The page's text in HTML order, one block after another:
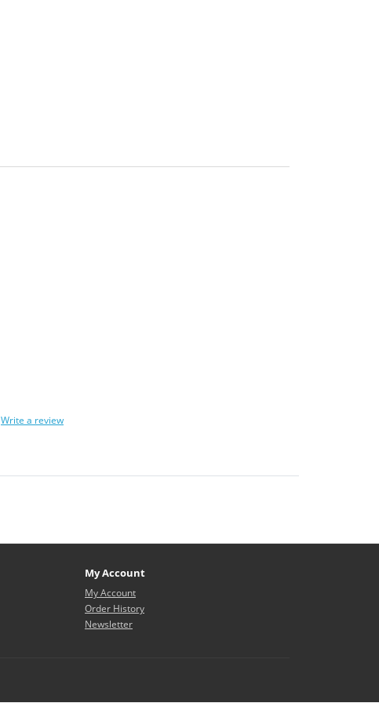
Write a review
My Account
My Account
Order History
Newsletter